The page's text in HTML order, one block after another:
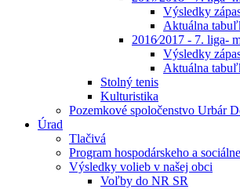
Výsledky
Aktuálna
2016⁄2017 - 7. liga-
Výsledky
Aktuálna
Stolný tenis
Kulturistika
Pozemkové spoločenstvo Urbár
Úrad
Tlačivá
Program hospodárskeho a
Výsledky volieb v našej obci
Voľby do NR SR